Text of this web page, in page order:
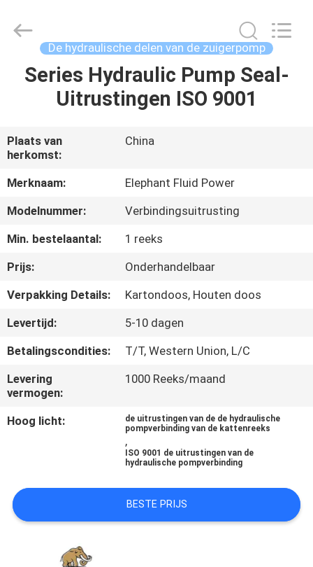
HUIS
ONGEVEER
ONS
FABRIEKSREIS
KWALITEITSCONTROLE
CONTACTEER
ONS
NIEUWS
GEVALLEN
PRIVACY
POLICY
Fluid
Power
Reserved.
De hydraulische delen van de zuigerpomp
Series Hydraulic Pump Seal-
Uitrustingen ISO 9001
Plaats van
herkomst:
China
Merknaam:
Elephant Fluid Power
Modelnummer:
Verbindingsuitrusting
Min. bestelaantal:
1 reeks
Prijs:
Onderhandelbaar
Verpakking Details:
Kartondoos, Houten doos
Levertijd:
5-10 dagen
Betalingscondities:
T/T, Western Union, L/C
Levering
vermogen:
1000 Reeks/maand
Hoog licht:
de uitrustingen van de de hydraulische
pompverbinding van de kattenreeks
,
ISO 9001 de uitrustingen van de
hydraulische pompverbinding
BESTE PRIJS